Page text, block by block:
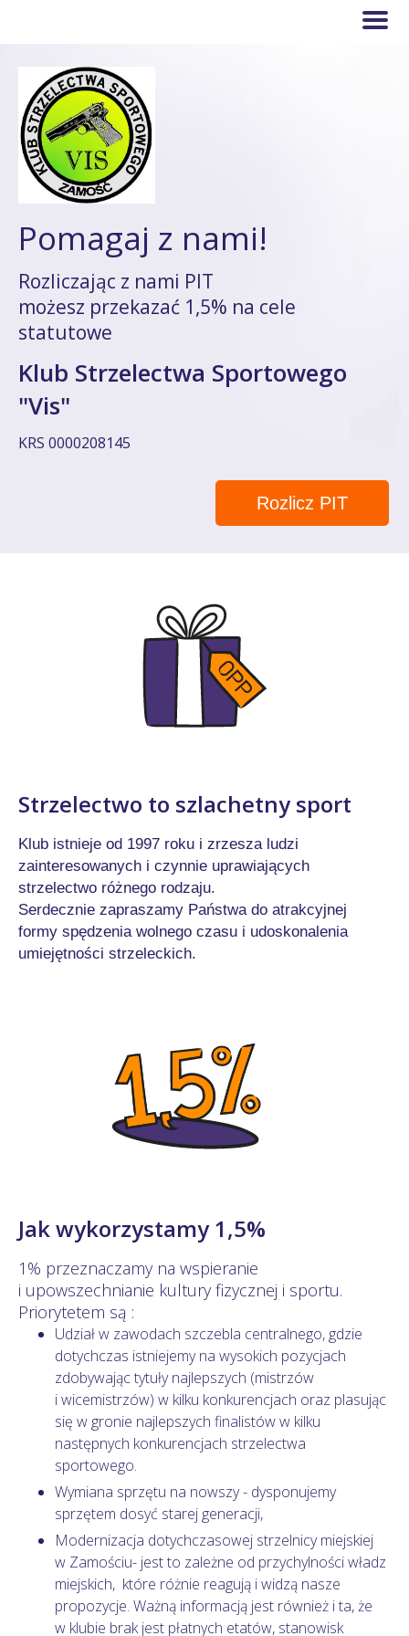
Pomagaj z nami!
Rozliczając z nami PIT
możesz przekazać 1,5% na cele
statutowe
Klub Strzelectwa Sportowego
"Vis"
KRS 0000208145
Rozlicz PIT
Strzelectwo to szlachetny sport
Klub istnieje od 1997 roku i zrzesza ludzi
zainteresowanych i czynnie uprawiających
strzelectwo różnego rodzaju.
Serdecznie zapraszamy Państwa do atrakcyjnej
formy spędzenia wolnego czasu i udoskonalenia
umiejętności strzeleckich.
Jak wykorzystamy 1,5%
1% przeznaczamy na wspieranie
i upowszechnianie kultury fizycznej i sportu.
Priorytetem są :
Udział w zawodach szczebla centralnego, gdzie
dotychczas istniejemy na wysokich pozycjach
zdobywając tytuły najlepszych (mistrzów
i wicemistrzów) w kilku konkurencjach oraz plasując
się w gronie najlepszych finalistów w kilku
następnych konkurencjach strzelectwa
sportowego.
Wymiana sprzętu na nowszy - dysponujemy
sprzętem dosyć starej generacji,
Modernizacja dotychczasowej strzelnicy miejskiej
w Zamościu- jest to zależne od przychylności władz
miejskich, które różnie reagują i widzą nasze
propozycje. Ważną informacją jest również i ta, że
w klubie brak jest płatnych etatów, stanowisk